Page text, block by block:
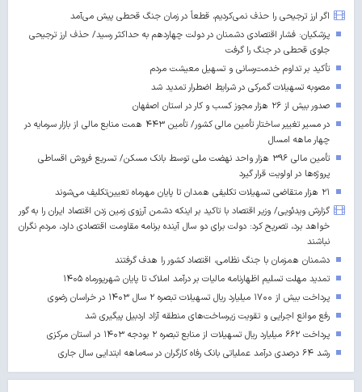
اگر ارز ترجیحی را حذف نمی‌کردیم، قطعاً در زمان جنگ قحطی پیش می‌آمد
پزشکیان: فشار اقتصادی دشمنان در دولت چهاردهم به حداکثر رسید/ حذف ارز ترجیحی
جلوی قحطی در جنگ را گرفت
تأکید بر تداوم خدمت‌رسانی و تسهیل معیشت مردم
مصوبه تسهیلات گمرکی در شرایط اضطرار تمدید شد
صدور بیش از ۲۶ هزار مجوز کسب‌ و کار در استان اصفهان
در مسیر تغییر ساختار تأمین مالی کشور/ تأمین ۴۴۳ همت منابع مالی از بازار سرمایه در
چهار ماهه امسال
تأمین مالی ۳۹۶ هزار واحد نهضت ملی توسط بانک مسکن/ تسریع فروش اقساطی
پروژه‌ها در اولویت قرار گیرد
۲۱ هزار متقاضی تسهیلات تکلیفی همدان تا پایان مهرماه تعیین‌تکلیف می‌شوند
گزارش ویدئویی/ وزیر اقتصاد با تاکید بر اینکه دشمن آرزوی زمین زدن اقتصاد ایران را به گور
خواهد برد، تصریح کرد: دولت برای دو سال آینده برنامه مقاومت اقتصادی دارد، مردم نگران
نباشند
دشمنان همزمان با جنگ نظامی، اقتصاد کشور را هدف گرفتند
تمدید مهلت تسلیم اظهارنامه مالیات بر درآمد املاک تا پایان شهریورماه ۱۴۰۵
پرداخت بیش از ۱۷۰۰ میلیارد ریال تسهیلات تبصره ۲ سال ۱۴۰۳ در خراسان رضوی
رفع موانع اجرایی و تقویت زیرساخت‌های منطقه آزاد اردبیل پیگیری شد
پرداخت ۶۶۲ میلیارد ریال تسهیلات از منابع تبصره ۲ بودجه ۱۴۰۳ در استان مرکزی
رشد ۶۴ درصدی درآمد عملیاتی بانک رفاه کارگران در سه‌ماهه ابتدایی سال جاری